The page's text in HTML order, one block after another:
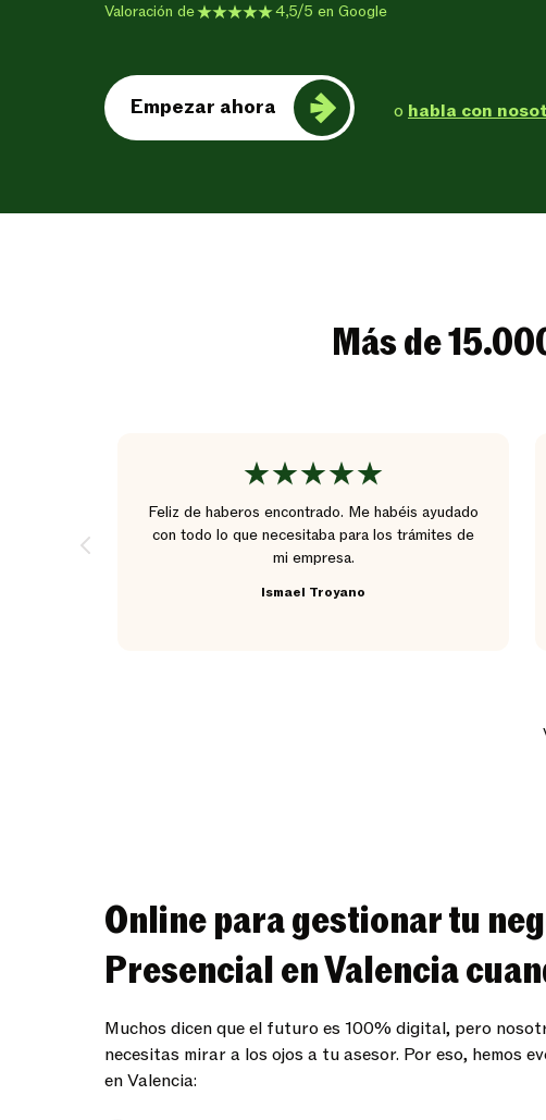
Valoración de 4,5/5 en Google
Empezar ahora o habla con
Más de
Feliz de haberos encontrado. Me habéis ayudado
con todo lo que necesitaba para los trámites de
mi empresa.
Ismael Troyano
Online para gestionar tu
Presencial en Valencia
Muchos dicen que el futuro es 100% digital, pero
necesitas mirar a los ojos a tu asesor. Por eso, hemos
en Valencia: